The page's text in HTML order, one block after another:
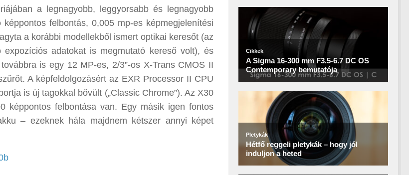
a legnagyobb, leggyorsabb és legnagyobb
felbontás, 0,005 mp-es képmegjelenítési
a korábbi modellekből ismert optikai keresőt (az
adatokat is megmutató kereső volt), és
is egy 12 MP-es, 2/3”-os X-Trans CMOS II
A képfeldolgozásért az EXR Processor II CPU
is új tagokkal bővült („Classic Chrome”). Az X30
képpontos felbontása van. Egy másik igen fontos
– ezeknek hála majdnem kétszer annyi képet